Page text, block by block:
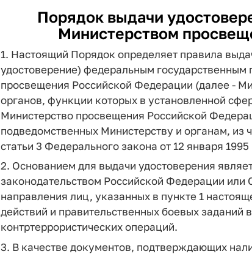
Порядок выдачи
Министерством
1. Настоящий Порядок определяет правила
удостоверение) федеральным
просвещения Российской Федерации (далее -
органов, функции которых в установленной
Министерство просвещения Российской
подведомственных Министерству и органам, из
статьи 3 Федерального закона от 12 января
2. Основанием для выдачи удостоверения
законодательством Российской Федерации
направления лиц, указанных в пункте 1
действий и правительственных боевых
контртеррористических операций.
3. В качестве документов, подтверждающих